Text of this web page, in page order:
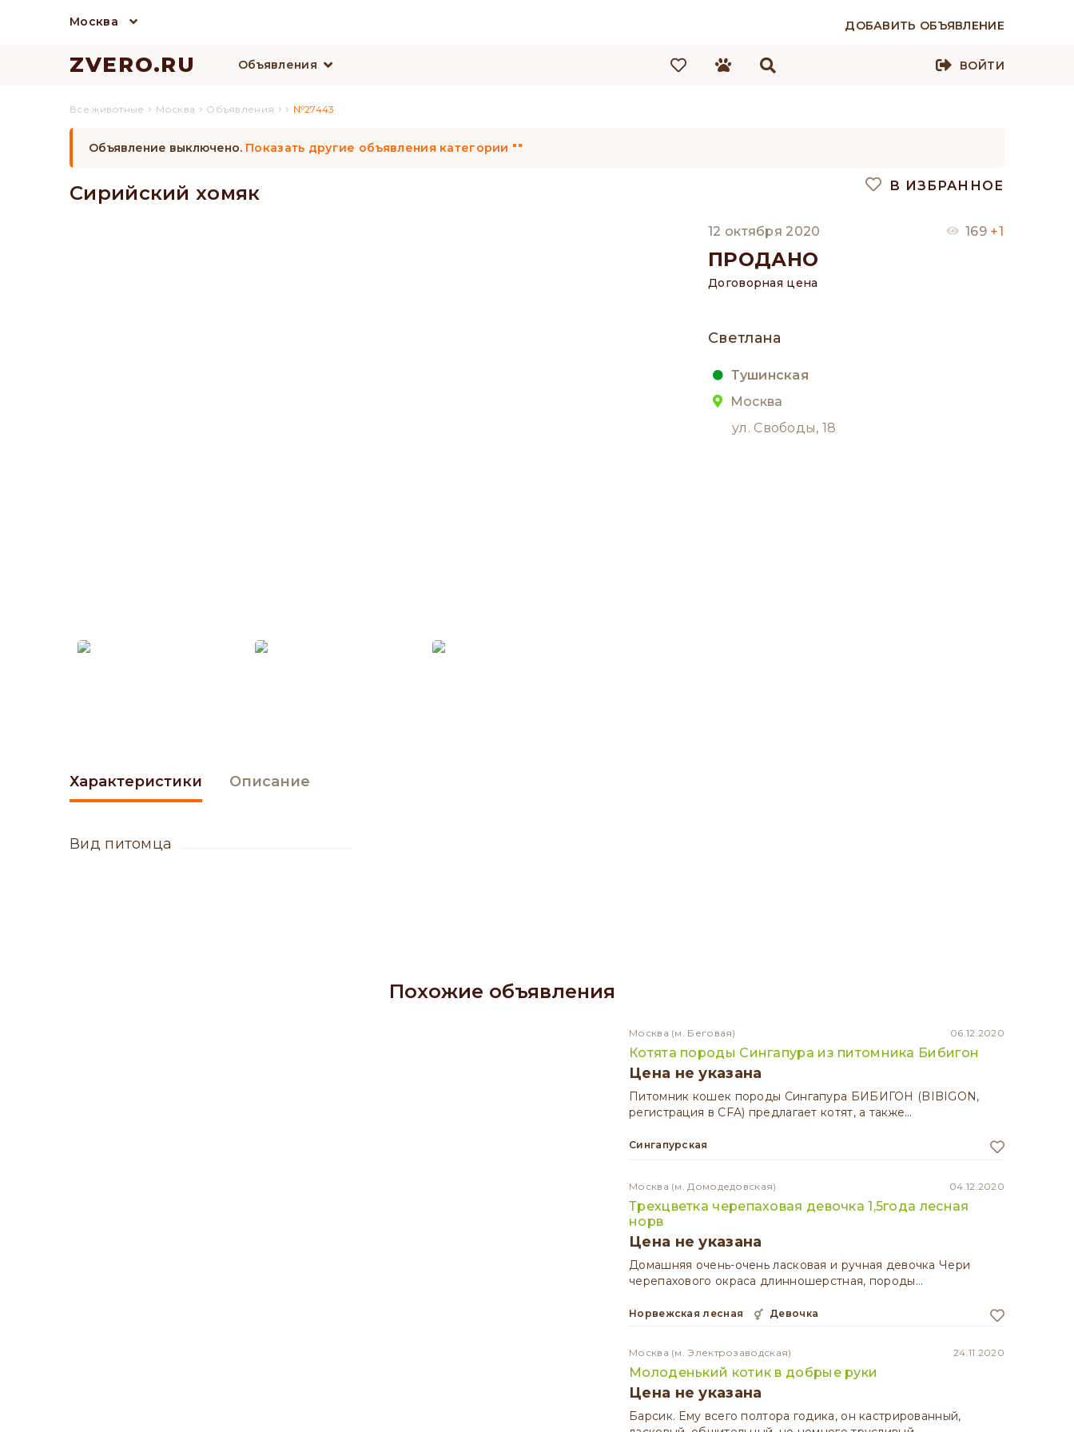
Москва ДОБАВИТЬ ОБЪЯВЛЕНИЕ
ZVERO.RU Объявления ВОЙТИ
Все животные › Москва › Объявления › › №27443
Объявление выключено. Показать другие объявления категории ""
Сирийский хомяк
Характеристики
вид питомца
Описание
В ИЗБРАННОЕ
12 октября 2020 169 +1
ПРОДАНО
Договорная цена
Светлана
Тушинская
Москва
ул. Свободы, 18
Похожие объявления
Москва (м. Беговая) 06.12.2020
Котята породы Сингапура из питомника Бибигон
Цена не указана
Питомник кошек породы Сингапура БИБИГОН (BIBIGON,
регистрация в CFA) предлагает котят, а также…
Сингапурская
Москва (м. Домодедовская) 04.12.2020
Трехцветка черепаховая девочка 1,5года лесная
норв
Цена не указана
Домашняя очень-очень ласковая и ручная девочка Чери
черепахового окраса длинношерстная, породы…
Норвежская лесная девочка
Москва (м. Электрозаводская) 24.11.2020
Молоденький котик в добрые руки
Цена не указана
Барсик. Ему всего полтора годика, он кастрированный,